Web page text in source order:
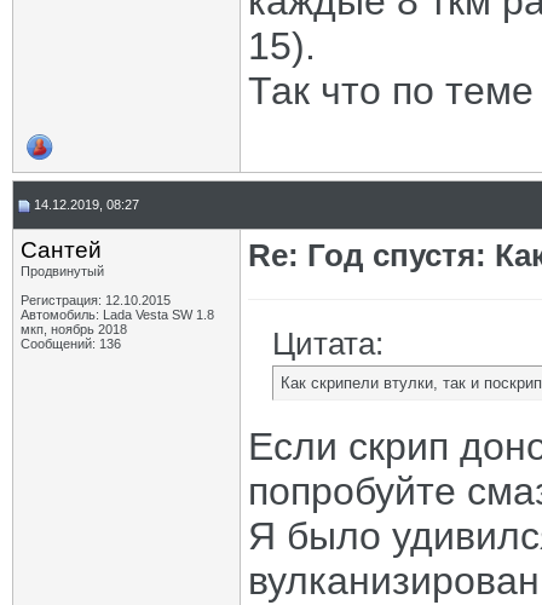
15).
Так что по
14.12.2019, 08:27
Сантей
Продвинутый
Регистрация: 12.10.2015
Автомобиль: Lada Vesta SW 1.8
мкп, ноябрь 2018
Сообщений: 136
Re: Год спустя:
Цитата:
Как скрипели втулки, так и
Если скрип
попробуйте
Я было